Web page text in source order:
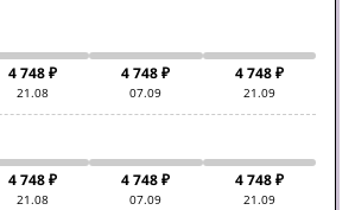
4 748 ₽
21.08
4 748 ₽
07.09
4 748 ₽
21.09
4 748 ₽
21.08
4 748 ₽
07.09
4 748 ₽
21.09